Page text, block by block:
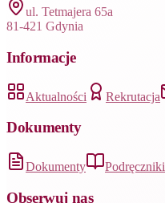
ul. Tetmajera 65a
81-421 Gdynia
Informacje
Aktualności Rekrutacja
Dokumenty
Dokumenty Podręczniki
Obserwuj nas